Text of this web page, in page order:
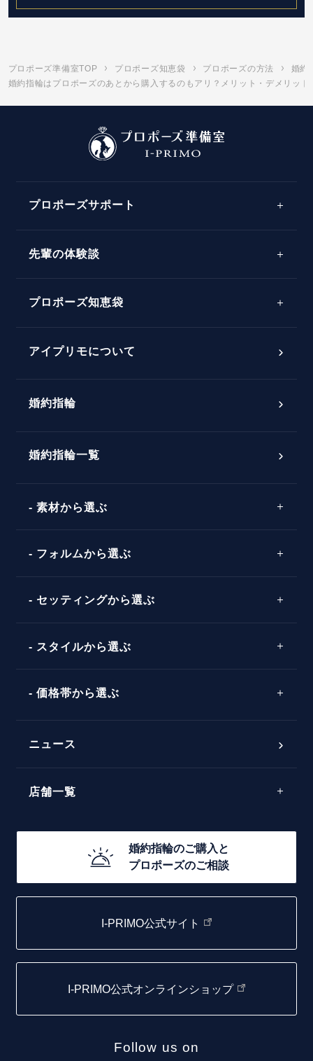
プロポーズ準備室TOP プロポーズ知恵袋 プロポーズの方法
婚約
婚約指輪はプロポーズのあとから購入するのもアリ？メリット・デメリッ
プロポーズサポート
プロポーズアイテム
パーフェクトプロポーズリング
婚約指輪マッチング診断
先輩の体験談
プロポーズ知恵袋
ダイヤモンドの品質とは？
タイミング
言葉
アイプリモについて
婚約指輪
婚約指輪一覧
素材から選ぶ
プラチナ
コンビネーション
フォルムから選ぶ
ストレートライン
セッティングから選ぶ
ソリテール
ラインメレ
スタイルから選ぶ
シンプル
モード
エレガント
価格帯から選ぶ
30万円台～
20万円台～
10万円台～
ニュース
店舗一覧
函館店
取扱店)エヴァンスブライダル 旭川本店
青森店
婚約指輪のご購入と
プロポーズのご相談
I-PRIMO公式サイト
I-PRIMO公式オンラインショップ
Follow us on